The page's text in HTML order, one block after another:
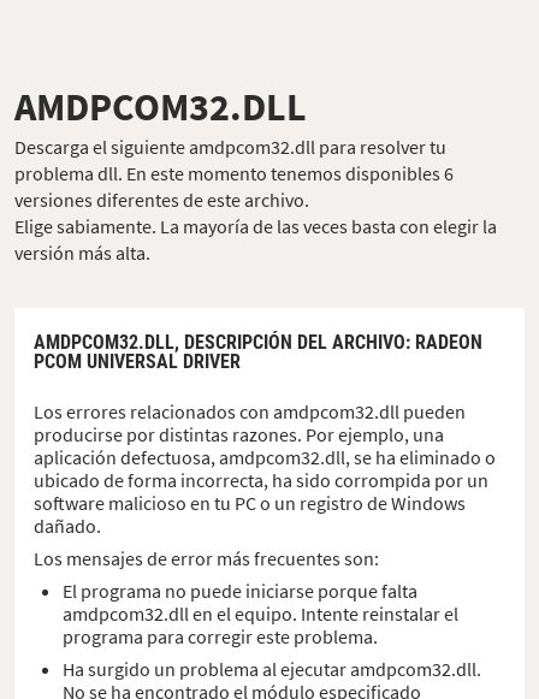
AMDPCOM32.DLL
Descarga el siguiente amdpcom32.dll para resolver tu
problema dll. En este momento tenemos disponibles 6
versiones diferentes de este archivo.
Elige sabiamente. La mayoría de las veces basta con elegir la
versión más alta.
AMDPCOM32.DLL, DESCRIPCIÓN DEL ARCHIVO: RADEON
PCOM UNIVERSAL DRIVER
Los errores relacionados con amdpcom32.dll pueden
producirse por distintas razones. Por ejemplo, una
aplicación defectuosa, amdpcom32.dll, se ha eliminado o
ubicado de forma incorrecta, ha sido corrompida por un
software malicioso en tu PC o un registro de Windows
dañado.
Los mensajes de error más frecuentes son:
El programa no puede iniciarse porque falta
amdpcom32.dll en el equipo. Intente reinstalar el
programa para corregir este problema.
Ha surgido un problema al ejecutar amdpcom32.dll.
No se ha encontrado el módulo especificado